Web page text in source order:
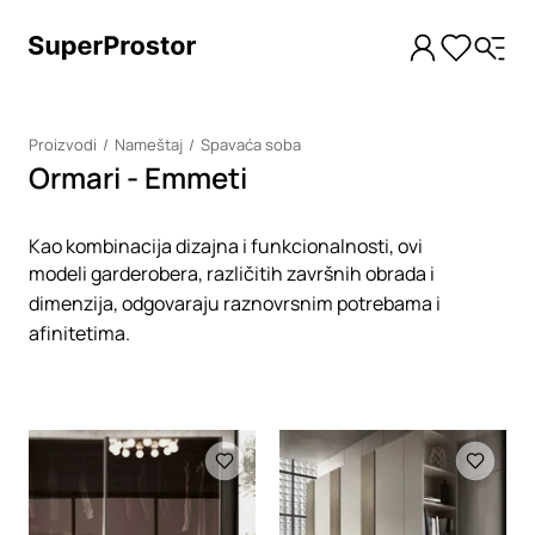
Proizvodi Nameštaj Spavaća soba
Ormari - Emmeti
Kao kombinacija dizajna i funkcionalnosti, ovi
modeli garderobera, različitih završnih obrada i
dimenzija, odgovaraju raznovrsnim potrebama i
afinitetima.
Loading Loading